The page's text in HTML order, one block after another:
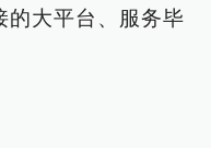
的大平台、服务毕